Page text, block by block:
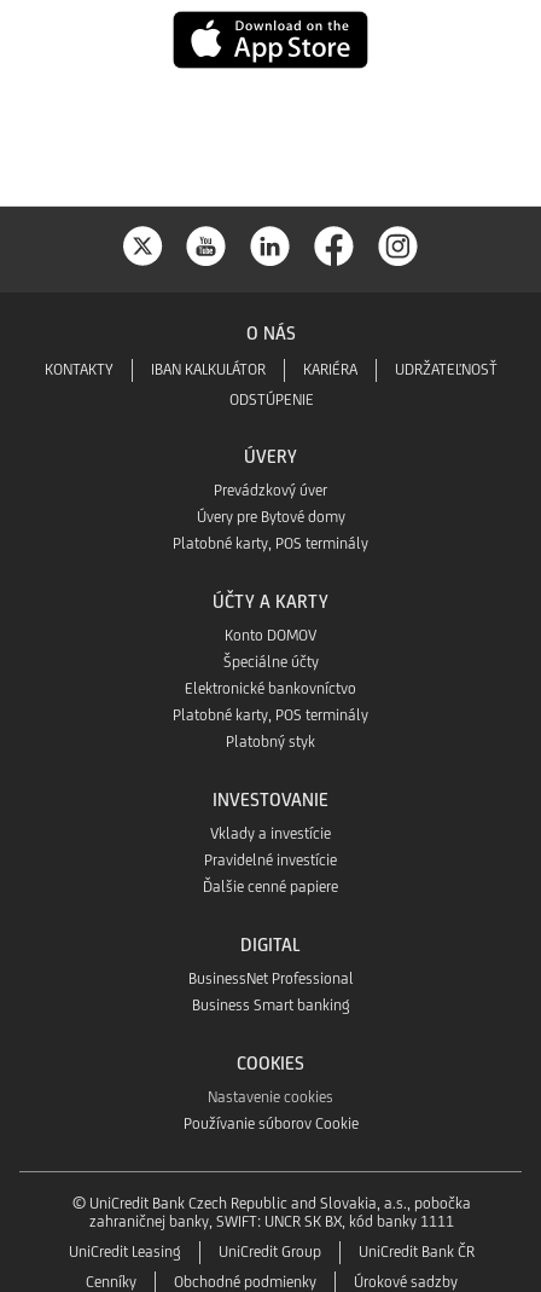
Play
App
O NÁS
KONTAKTY IBAN KALKULÁTOR KARIÉRA
UDRŽATEĽNOSŤ
ODSTÚPENIE
ÚVERY
Prevádzkový úver
Úvery pre Bytové domy
Platobné karty, POS terminály
ÚČTY A KARTY
Konto DOMOV
Špeciálne účty
Elektronické bankovníctvo
Platobné karty, POS terminály
Platobný styk
INVESTOVANIE
Vklady a investície
Pravidelné investície
Ďalšie cenné papiere
DIGITAL
BusinessNet Professional
Business Smart banking
COOKIES
Nastavenie cookies
Používanie súborov Cookie
© UniCredit Bank Czech Republic and Slovakia, a.s., pobočka
zahraničnej banky, SWIFT: UNCR SK BX, kód banky 1111
UniCredit Leasing
UniCredit Group
UniCredit Bank ČR
Cenníky
Obchodné podmienky Úrokové sadzby